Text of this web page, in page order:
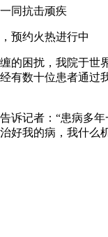
同抗击顽疾
预约火热进行中
的困扰，我院于世
有数十位患者通过
诉记者：“患病多
好我的病，我什么